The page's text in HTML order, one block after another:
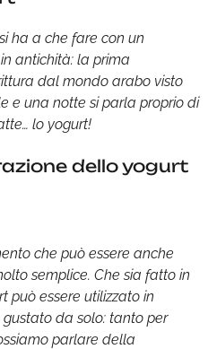
ha a che fare con un
antichità: la prima
dal mondo arabo visto
e una notte si parla proprio di
lo yogurt!
dello yogurt
che può essere anche
semplice. Che sia fatto in
può essere utilizzato in
da solo: tanto per
parlare della